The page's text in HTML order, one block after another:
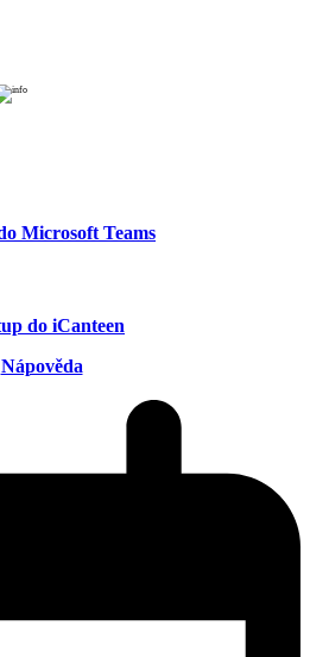
Microsoft Teams
do iCanteen
Nápověda